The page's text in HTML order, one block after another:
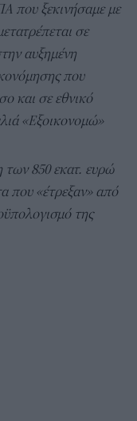
που ξεκινήσαμε με
σε
αυξημένη
που
και σε εθνικό
«Εξοικονομώ»
850 εκατ. ευρώ
που «έτρεξαν» από
της